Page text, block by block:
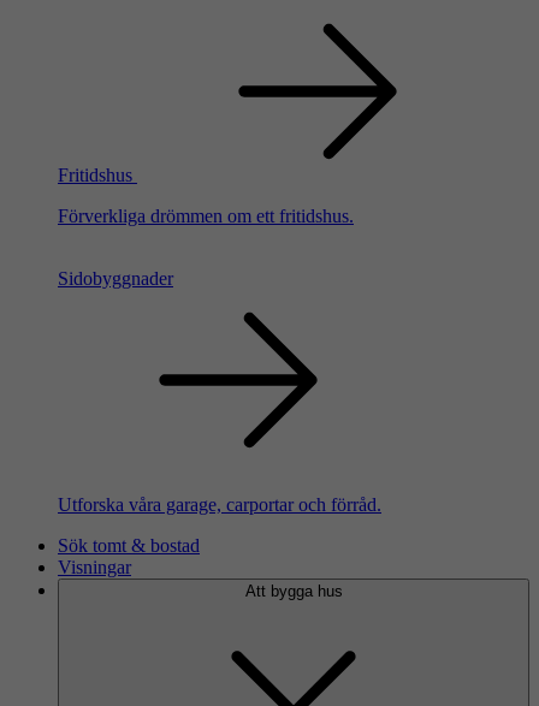
Fritidshus
Förverkliga drömmen om ett fritidshus.
Sidobyggnader
Utforska våra garage, carportar och förråd.
Sök tomt & bostad
Visningar
Att bygga hus